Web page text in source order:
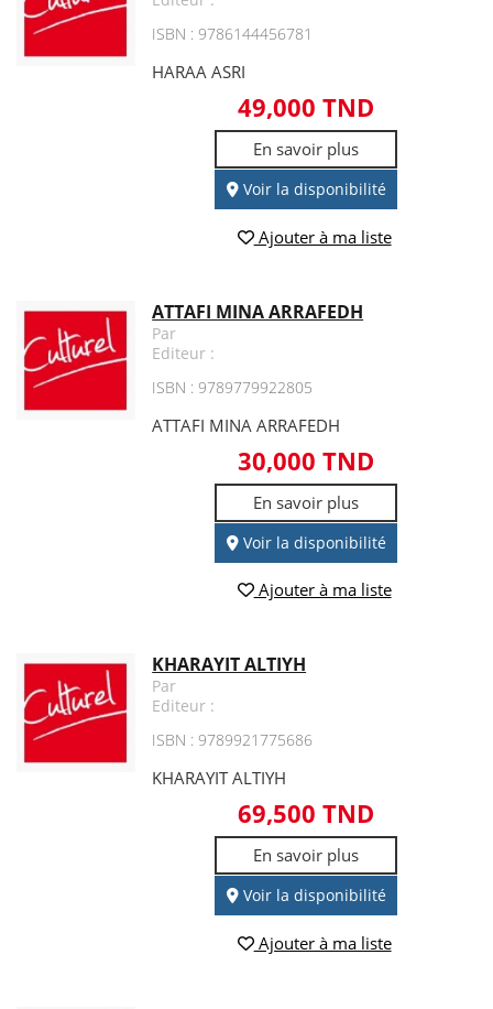
ISBN : 9786144456781
HARAA ASRI
49,000 TND
En savoir plus
Voir la disponibilité
Ajouter à ma liste
ATTAFI MINA ARRAFEDH
Par
Editeur :
ISBN : 9789779922805
ATTAFI MINA ARRAFEDH
30,000 TND
En savoir plus
Voir la disponibilité
Ajouter à ma liste
KHARAYIT ALTIYH
Par
Editeur :
ISBN : 9789921775686
KHARAYIT ALTIYH
69,500 TND
En savoir plus
Voir la disponibilité
Ajouter à ma liste